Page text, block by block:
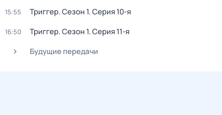
15:55 Триггер. Сезон 1. Серия 10-я
16:50 Триггер. Сезон 1. Серия 11-я
Будущие передачи